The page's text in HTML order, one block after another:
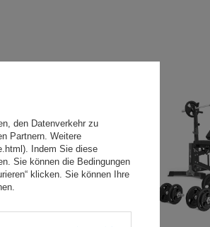
den Datenverkehr zu
Partnern. Weitere
Indem Sie diese
Sie können die Bedingungen
klicken. Sie können Ihre